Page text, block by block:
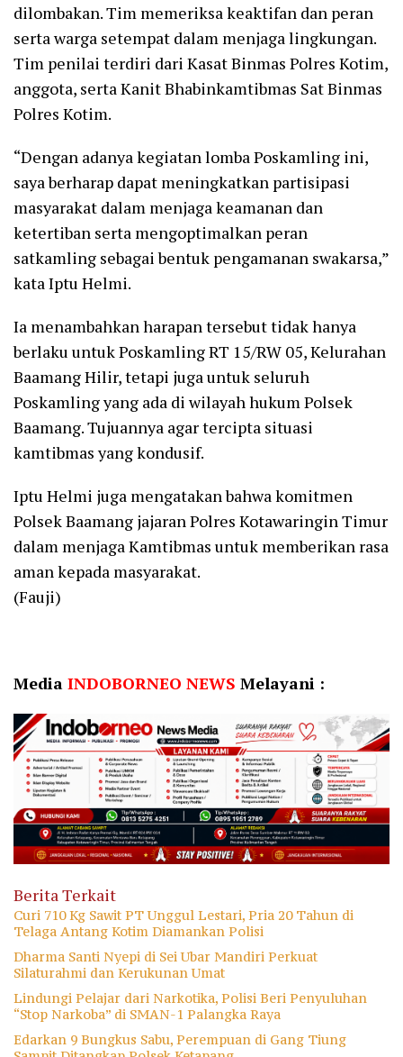
dilombakan. Tim memeriksa keaktifan dan peran
serta warga setempat dalam menjaga lingkungan.
Tim penilai terdiri dari Kasat Binmas Polres Kotim,
anggota, serta Kanit Bhabinkamtibmas Sat Binmas
Polres Kotim.
“Dengan adanya kegiatan lomba Poskamling ini,
saya berharap dapat meningkatkan partisipasi
masyarakat dalam menjaga keamanan dan
ketertiban serta mengoptimalkan peran
satkamling sebagai bentuk pengamanan swakarsa,”
kata Iptu Helmi.
Ia menambahkan harapan tersebut tidak hanya
berlaku untuk Poskamling RT 15/RW 05, Kelurahan
Baamang Hilir, tetapi juga untuk seluruh
Poskamling yang ada di wilayah hukum Polsek
Baamang. Tujuannya agar tercipta situasi
kamtibmas yang kondusif.
Iptu Helmi juga mengatakan bahwa komitmen
Polsek Baamang jajaran Polres Kotawaringin Timur
dalam menjaga Kamtibmas untuk memberikan rasa
aman kepada masyarakat.
(Fauji)
Media INDOBORNEO NEWS Melayani :
Berita Terkait
Curi 710 Kg Sawit PT Unggul Lestari, Pria 20 Tahun di
Telaga Antang Kotim Diamankan Polisi
Dharma Santi Nyepi di Sei Ubar Mandiri Perkuat
Silaturahmi dan Kerukunan Umat
Lindungi Pelajar dari Narkotika, Polisi Beri Penyuluhan
“Stop Narkoba” di SMAN-1 Palangka Raya
Edarkan 9 Bungkus Sabu, Perempuan di Gang Tiung